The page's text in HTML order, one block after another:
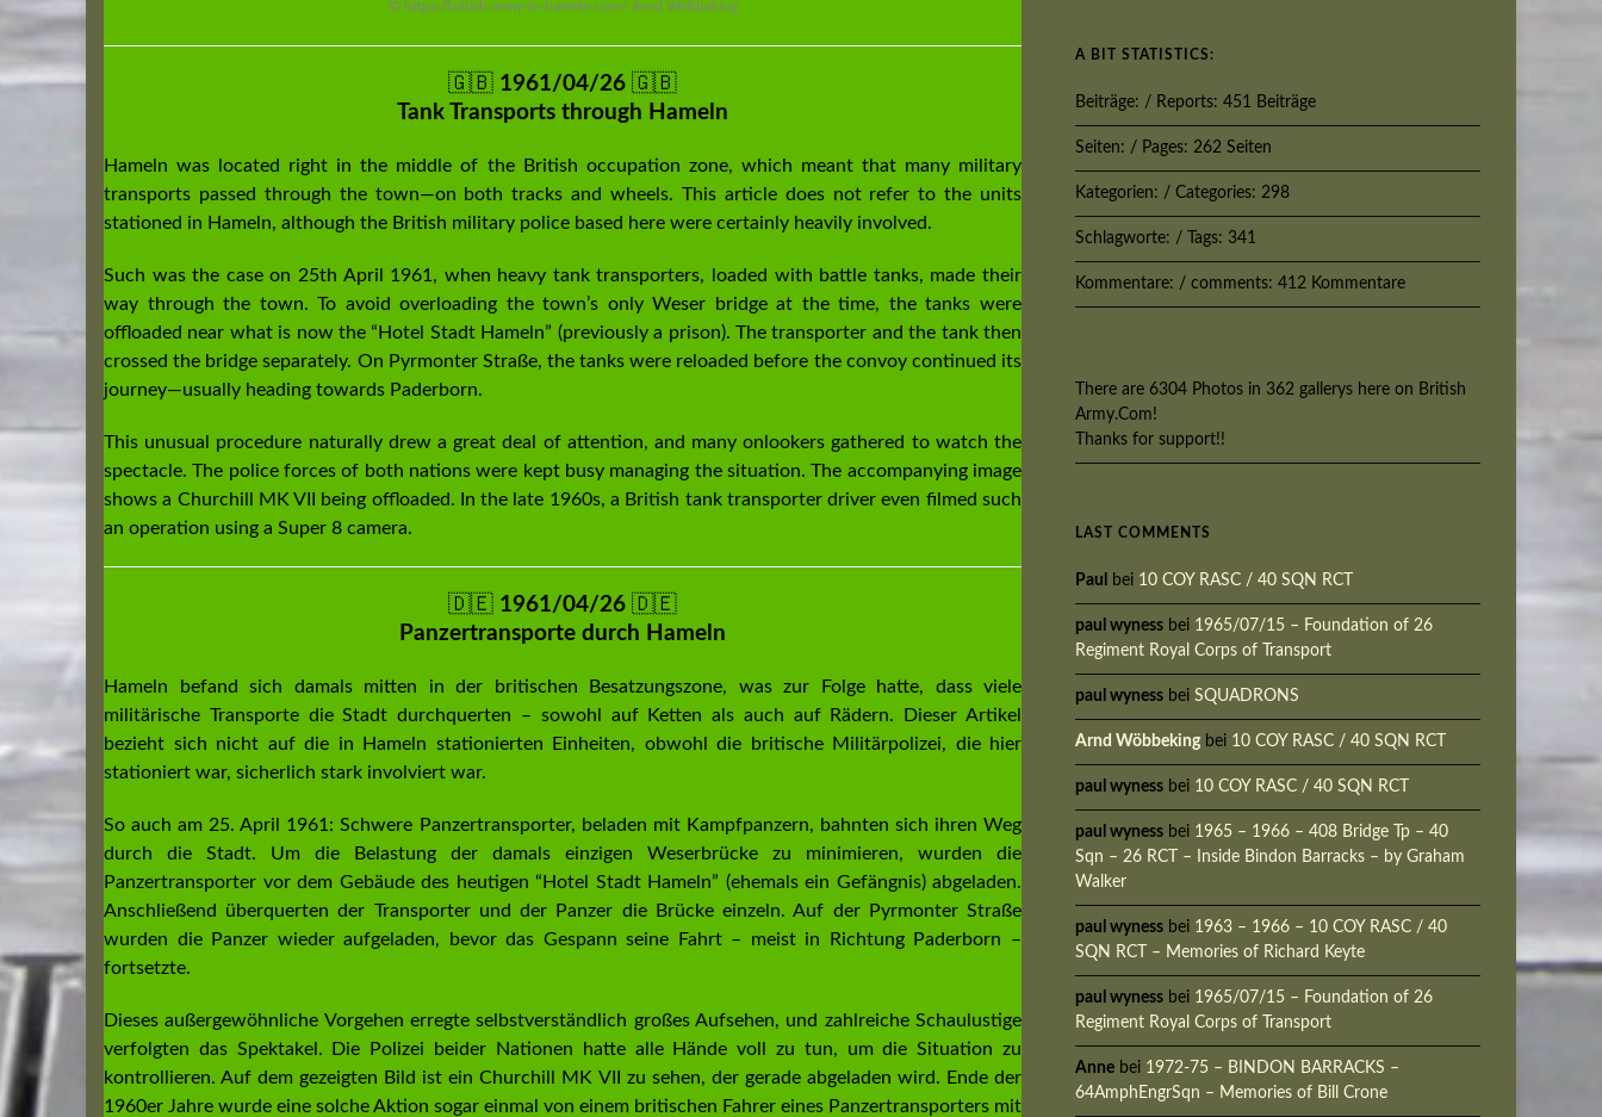
© https://british-army-in-hameln.com/ Arnd Wöbbeking
🇬🇧 1961/04/26 🇬🇧
Tank Transports through Hameln
Hameln was located right in the middle of the British occupation zone, which meant that many military
transports passed through the town—on both tracks and wheels. This article does not refer to the units
stationed in Hameln, although the British military police based here were certainly heavily involved.
Such was the case on 25th April 1961, when heavy tank transporters, loaded with battle tanks, made their
way through the town. To avoid overloading the town’s only Weser bridge at the time, the tanks were
offloaded near what is now the “Hotel Stadt Hameln” (previously a prison). The transporter and the tank then
crossed the bridge separately. On Pyrmonter Straße, the tanks were reloaded before the convoy continued its
journey—usually heading towards Paderborn.
This unusual procedure naturally drew a great deal of attention, and many onlookers gathered to watch the
spectacle. The police forces of both nations were kept busy managing the situation. The accompanying image
shows a Churchill MK VII being offloaded. In the late 1960s, a British tank transporter driver even filmed such
an operation using a Super 8 camera.
🇩🇪 1961/04/26 🇩🇪
Panzertransporte durch Hameln
Hameln befand sich damals mitten in der britischen Besatzungszone, was zur Folge hatte, dass viele
militärische Transporte die Stadt durchquerten – sowohl auf Ketten als auch auf Rädern. Dieser Artikel
bezieht sich nicht auf die in Hameln stationierten Einheiten, obwohl die britische Militärpolizei, die hier
stationiert war, sicherlich stark involviert war.
So auch am 25. April 1961: Schwere Panzertransporter, beladen mit Kampfpanzern, bahnten sich ihren Weg
durch die Stadt. Um die Belastung der damals einzigen Weserbrücke zu minimieren, wurden die
Panzertransporter vor dem Gebäude des heutigen “Hotel Stadt Hameln” (ehemals ein Gefängnis) abgeladen.
Anschließend überquerten der Transporter und der Panzer die Brücke einzeln. Auf der Pyrmonter Straße
wurden die Panzer wieder aufgeladen, bevor das Gespann seine Fahrt – meist in Richtung Paderborn –
fortsetzte.
Dieses außergewöhnliche Vorgehen erregte selbstverständlich großes Aufsehen, und zahlreiche Schaulustige
verfolgten das Spektakel. Die Polizei beider Nationen hatte alle Hände voll zu tun, um die Situation zu
kontrollieren. Auf dem gezeigten Bild ist ein Churchill MK VII zu sehen, der gerade abgeladen wird. Ende der
1960er Jahre wurde eine solche Aktion sogar einmal von einem britischen Fahrer eines Panzertransporters mit
A BIT STATISTICS:
Beiträge: / Reports: 451 Beiträge
Seiten: / Pages: 262 Seiten
Kategorien: / Categories: 298
Schlagworte: / Tags: 341
Kommentare: / comments: 412 Kommentare
There are 6304 Photos in 362 gallerys here on British
Army.Com!
Thanks for support!!
LAST COMMENTS
Paul bei 10 COY RASC / 40 SQN RCT
paul wyness bei 1965/07/15 – Foundation of 26
Regiment Royal Corps of Transport
paul wyness bei SQUADRONS
Arnd Wöbbekingbei 10 COY RASC / 40 SQN RCT
paul wyness bei 10 COY RASC / 40 SQN RCT
paul wyness bei 1965 – 1966 – 408 Bridge Tp – 40
Sqn – 26 RCT – Inside Bindon Barracks – by Graham
Walker
paul wyness bei 1963 – 1966 – 10 COY RASC / 40
SQN RCT – Memories of Richard Keyte
paul wyness bei 1965/07/15 – Foundation of 26
Regiment Royal Corps of Transport
Anne bei 1972-75 – BINDON BARRACKS –
64AmphEngrSqn – Memories of Bill Crone